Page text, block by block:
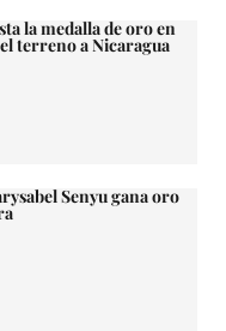
la medalla de oro en
terreno a Nicaragua
Senyu gana oro